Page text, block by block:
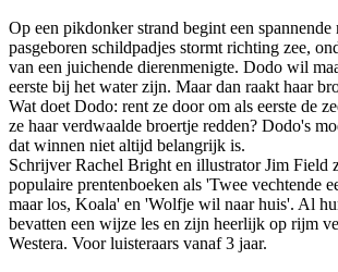
Op een pikdonker strand begint een spannende
pasgeboren schildpad­jes stormt richting zee,
van een juichende dierenmenigte. Dodo wil
eerste bij het water zijn. Maar dan raakt haar
Wat doet Dodo: rent ze door om als eerste de
ze haar verdwaalde broertje redden? Dodo's
dat winnen niet altijd belangrijk is.
Schrijver Rachel Bright en illustrator Jim Field
populaire prentenboeken als 'Twee vechtende
maar los, Koala' en 'Wolfje wil naar huis'. Al
bevatten een wijze les en zijn heerlijk op rijm
Westera. Voor luisteraars vanaf 3 jaar.